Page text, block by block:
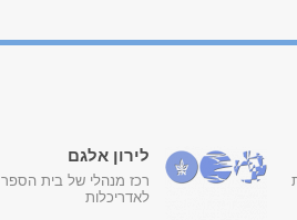
לירון אלגם
רכז מנהלי של בית הספר
לאדריכלות